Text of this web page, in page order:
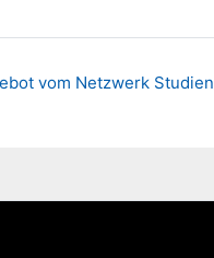
vom Netzwerk